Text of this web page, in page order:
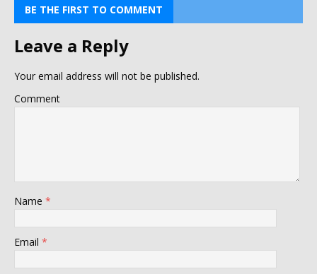
BE THE FIRST TO COMMENT
Leave a Reply
Your email address will not be published.
Comment
Name *
Email *